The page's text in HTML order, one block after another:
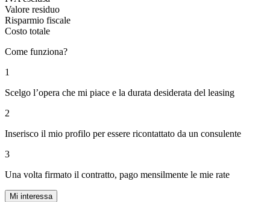
Valore residuo
Risparmio fiscale
Costo totale
Come funziona?
1
Scelgo l’opera che mi piace e la durata desiderata del leasing
2
Inserisco il mio profilo per essere ricontattato da un consulente
3
Una volta firmato il contratto, pago mensilmente le mie rate
Mi interessa